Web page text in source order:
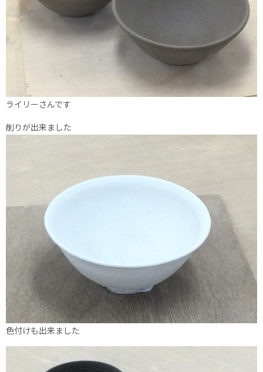
ライリーさんです
削りが出来ました
色付けも出来ました